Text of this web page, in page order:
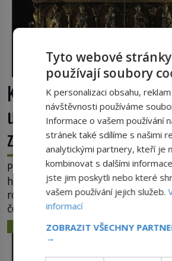
Klenot skrytý pod
unikátní románský
zapadlého Bečova?
Příběh relikviáře svatého Maura
historiky i milovníky záhad po
románská zlatnická památka ze
českých korunovačních klenotech
nejcennějším movitým majetkem
republice. Přestože byl klenot v
ZÁHADY A TAJEMSTVÍ
Tyto webové stránky
používají soubory
K personalizaci obsahu,
návštěvnosti používáme
Informace o vašem používání
stránek také sdílíme s našimi
analytickými partnery, kteří je
kombinovat s dalšími
jste jim poskytli nebo které
vašem používání jejich služeb.
informací
ZOBRAZIT VŠECHNY
→